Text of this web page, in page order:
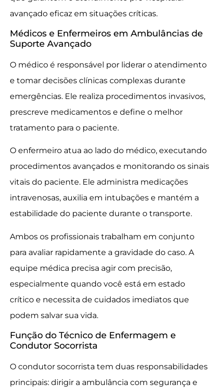
avançado eficaz em situações críticas.
Médicos e Enfermeiros em Ambulâncias de
Suporte Avançado
O médico é responsável por liderar o atendimento
e tomar decisões clínicas complexas durante
emergências. Ele realiza procedimentos invasivos,
prescreve medicamentos e define o melhor
tratamento para o paciente.
O enfermeiro atua ao lado do médico, executando
procedimentos avançados e monitorando os sinais
vitais do paciente. Ele administra medicações
intravenosas, auxilia em intubações e mantém a
estabilidade do paciente durante o transporte.
Ambos os profissionais trabalham em conjunto
para avaliar rapidamente a gravidade do caso. A
equipe médica precisa agir com precisão,
especialmente quando você está em estado
crítico e necessita de cuidados imediatos que
podem salvar sua vida.
Função do Técnico de Enfermagem e
Condutor Socorrista
O condutor socorrista tem duas responsabilidades
principais: dirigir a ambulância com segurança e